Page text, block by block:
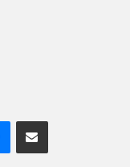
MessengerCompartilhar por e-mail